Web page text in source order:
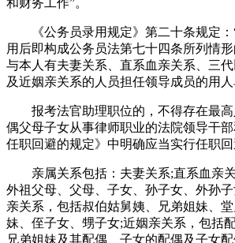
和财务工作”。
《公务员录用规定》第二十条规定：
用后即构成公务员法第七十四条所列情
与本人有夫妻关系、直系血亲关系、三
及近姻亲关系的人员担任领导成员的用人
报考法官助理职位的，不得存在最高
偶父母子女从事律师职业的法院领导干
任职回避的规定》中明确应当实行任职回
亲属关系包括：夫妻关系;直系血亲关
外祖父母、父母、子女、孙子女、外孙
亲关系，包括叔伯姑舅姨、兄弟姐妹、
妹、侄子女、甥子女;近姻亲关系，包括
兄弟姐妹及其配偶、子女的配偶及子女